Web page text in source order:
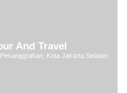
And Travel
Kota Jakarta Selatan